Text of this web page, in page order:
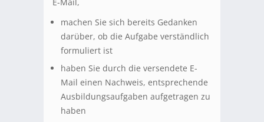
machen Sie sich bereits Gedanken
darüber, ob die Aufgabe verständlich
formuliert ist
haben Sie durch die versendete E-
Mail einen Nachweis, entsprechende
Ausbildungsaufgaben aufgetragen zu
haben